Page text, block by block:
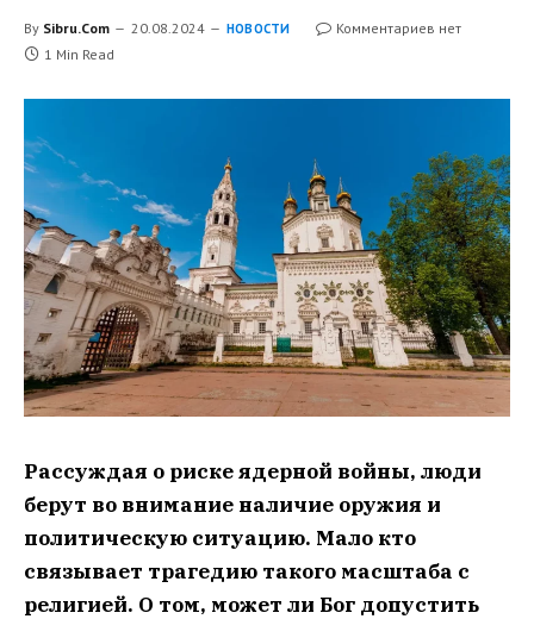
By Sibru.Com 20.08.2024 НОВОСТИ
Комментариев нет
1 Min Read
Рассуждая о риске ядерной войны, люди
берут во внимание наличие оружия и
политическую ситуацию. Мало кто
связывает трагедию такого масштаба с
религией. О том, может ли Бог допустить